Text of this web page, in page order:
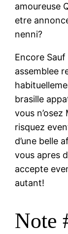
amoureuse
etre
nenni?
Encore
assemblee
brasille
vous
risquez
d’une belle
vous apres
accepte
autant!
Note